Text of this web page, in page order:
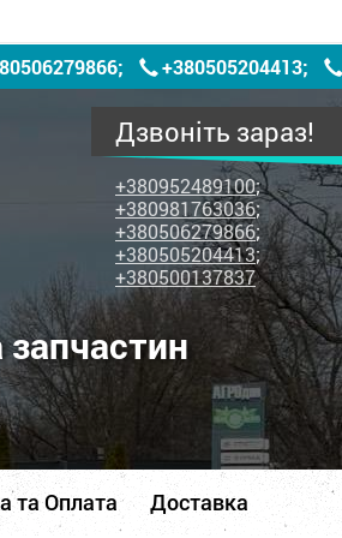
; +380505204413;
Дзвоніть зараз!
+380952489100;
+380981763036;
+380506279866;
+380505204413;
+380500137837
запчастин
та Оплата Доставка